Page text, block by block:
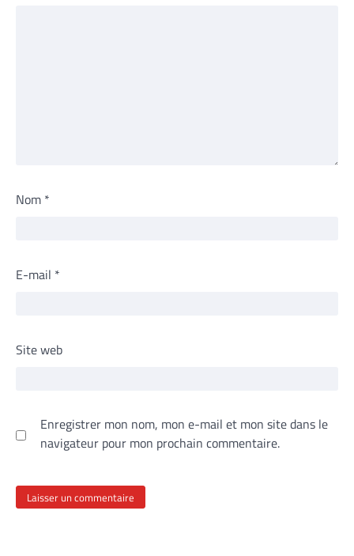
Nom *
E-mail *
Site web
Enregistrer mon nom, mon e-mail et mon site dans le
navigateur pour mon prochain commentaire.